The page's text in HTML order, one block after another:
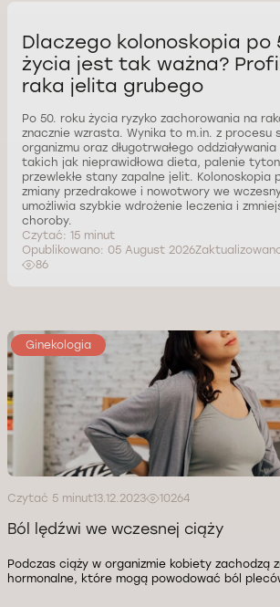
Dlaczego kolonoskopia po
życia jest tak ważna?
raka jelita grubego
Po 50. roku życia ryzyko zachorowania na
znacznie wzrasta. Wynika to m.in. z procesu
organizmu oraz długotrwałego
takich jak nieprawidłowa dieta, palenie
przewlekłe stany zapalne jelit. Kolonoskopia
zmiany przedrakowe i nowotwory we
umożliwia szybkie wdrożenie leczenia i
choroby.
Czytać: 15 minut
Opublikowano: 05 August 2026
86
Ginekologia
Czytać 5 minut13.12.2023 10264
Ból lędźwi we wczesnej ciąży
Podczas ciąży w organizmie kobiety zachodzą
hormonalne, które mogą powodować ból